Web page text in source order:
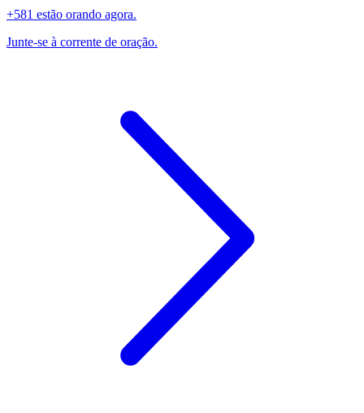
+581 estão orando agora.
Junte-se à corrente de oração.